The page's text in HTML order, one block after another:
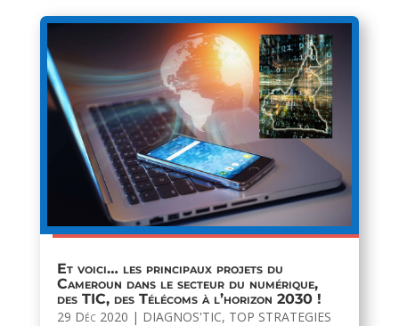
Et voici… les principaux projets du
Cameroun dans le secteur du numérique,
des TIC, des Télécoms à l’horizon 2030 !
29 Déc 2020 | DIAGNOS'TIC, TOP STRATEGIES